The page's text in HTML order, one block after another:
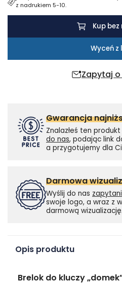
Zapytaj
z nadrukiem 5-10.
Kup
Wyceń z
Gwarancja
Znalazłeś ten
do nas, podając link
a przygotujemy dla
Darmowa
Wyślij do nas
swoje logo, a wraz z
darmową wizualizację.
Opis produktu
Brelok do kluczy